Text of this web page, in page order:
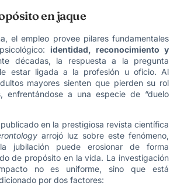
en jaque
el empleo provee pilares fundamentales
identidad, reconocimiento y
décadas, la respuesta a la pregunta
estar ligada a la profesión u oficio. Al
mayores sienten que pierden su rol
enfrentándose a una especie de “duelo
en la prestigiosa revista científica
arrojó luz sobre este fenómeno,
jubilación puede erosionar de forma
de propósito en la vida. La investigación
no es uniforme, sino que está
por dos factores: